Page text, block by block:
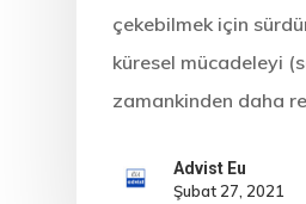
çekebilmek için
küresel mücadeleyi
zamankinden daha
Advist Eu
Şubat 27, 2021